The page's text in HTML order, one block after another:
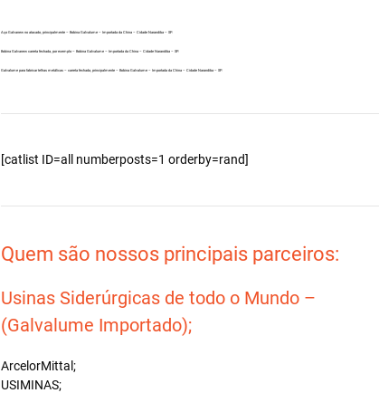
Aço Galvanew no atacado, principalmente – Bobina Galvalume – Importada da China – Cidade Narandiba – SP.
Bobina Galvanew carreta fechada, por exemplo – Bobina Galvalume – Importada da China – Cidade Narandiba – SP.
Galvalume para fabricar telhas metálicas – carreta fechada, principalmente – Bobina Galvalume – Importada da China – Cidade Narandiba – SP.
[catlist ID=all numberposts=1 orderby=rand]
Quem são nossos principais parceiros:
Usinas Siderúrgicas de todo o Mundo –
(Galvalume Importado);
ArcelorMittal;
USIMINAS;